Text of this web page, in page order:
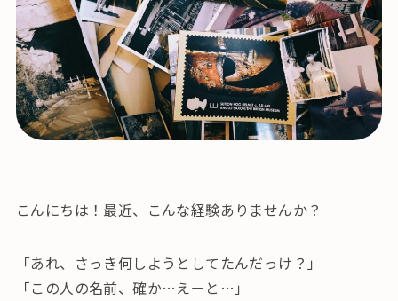
こんにちは！最近、こんな経験ありませんか？
「あれ、さっき何しようとしてたんだっけ？」
「この人の名前、確か…えーと…」